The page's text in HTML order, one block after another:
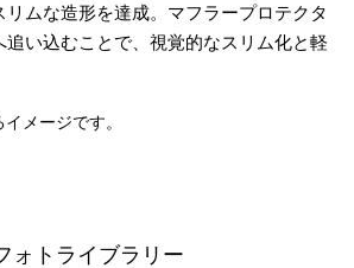
ムな造形を達成。マフラープロテクタ
追い込むことで、視覚的なスリム化と軽
メージです。
ォトライブラリー